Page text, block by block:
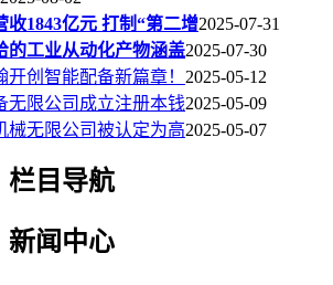
收1843亿元 打制“第二增2025-07-31
的工业从动化产物涵盖2025-07-30
创智能配备新篇章！ 2025-05-12
无限公司成立注册本钱2025-05-09
械无限公司被认定为高2025-05-07
栏目导航
新闻中心